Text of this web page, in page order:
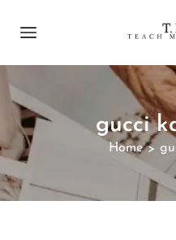
gucci
Home >